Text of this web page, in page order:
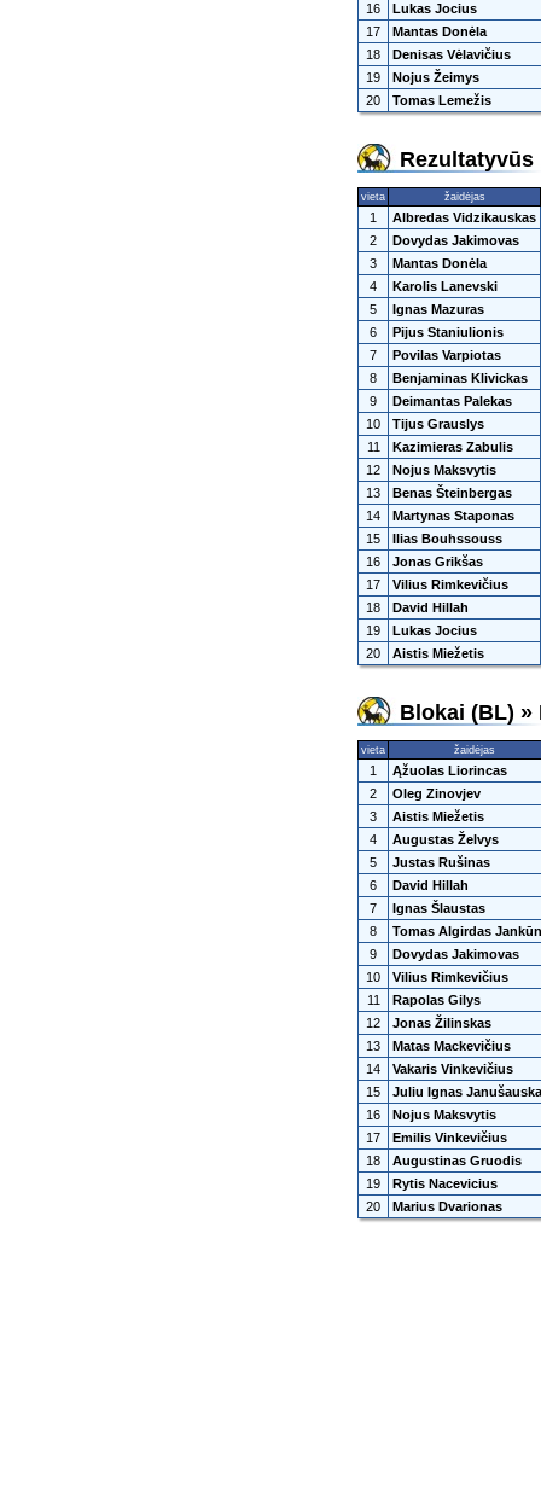
16
Lukas Jocius
17
Mantas Donėla
18
Denisas Vėlavičius
19
Nojus Žeimys
20
Tomas Lemežis
Rezultatyvūs
vieta žaidėjas
1
Albredas Vidzikauskas
2
Dovydas Jakimovas
3
Mantas Donėla
4
Karolis Lanevski
5
Ignas Mazuras
6
Pijus Staniulionis
7
Povilas Varpiotas
8
Benjaminas Klivickas
9
Deimantas Palekas
10
Tijus Grauslys
11
Kazimieras Zabulis
12
Nojus Maksvytis
13
Benas Šteinbergas
14
Martynas Staponas
15
Ilias Bouhssouss
16
Jonas Grikšas
17
Vilius Rimkevičius
18
David Hillah
19
Lukas Jocius
20
Aistis Miežetis
Blokai (BL) »
vieta žaidėjas
1
Ąžuolas Liorincas
2
Oleg Zinovjev
3
Aistis Miežetis
4
Augustas Želvys
5
Justas Rušinas
6
David Hillah
7
Ignas Šlaustas
8
Tomas Algirdas
9
Dovydas Jakimovas
10
Vilius Rimkevičius
11
Rapolas Gilys
12
Jonas Žilinskas
13
Matas Mackevičius
14
Vakaris Vinkevičius
15
Juliu Ignas
16
Nojus Maksvytis
17
Emilis Vinkevičius
18
Augustinas Gruodis
19
Rytis Nacevicius
20
Marius Dvarionas